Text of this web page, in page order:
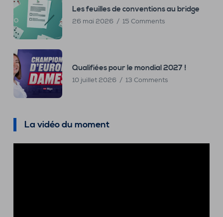
Les feuilles de conventions au bridge
26 mai 2026 15 Comments
Qualifiées pour le mondial 2027 !
10 juillet 2026 13 Comments
La vidéo du moment